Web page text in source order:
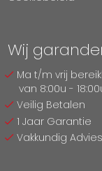
Wij
Ma t/m vrij
van 8:00u -
Veilig Betalen
1 Jaar Garantie
Vakkundig Advies